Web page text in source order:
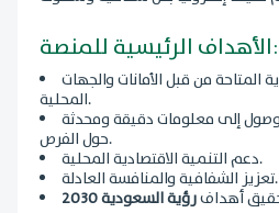
الأهداف الرئيسية للمنصة:
المتاحة من قبل الأمانات والجهات
المحلية.
إلى معلومات دقيقة ومحدثة
حول الفرص.
دعم التنمية الاقتصادية المحلية.
تعزيز الشفافية والمنافسة العادلة.
أهدافرؤية السعودية 2030